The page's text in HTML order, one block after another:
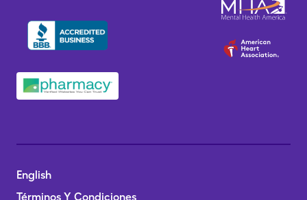
English
Términos Y Condiciones